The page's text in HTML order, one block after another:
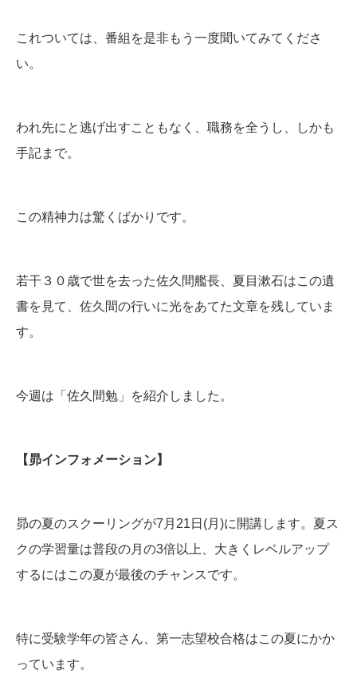
これついては、番組を是非もう一度聞いてみてくださ
い。
われ先にと逃げ出すこともなく、職務を全うし、しかも
手記まで。
この精神力は驚くばかりです。
若干３０歳で世を去った佐久間艦長、夏目漱石はこの遺
書を見て、佐久間の行いに光をあてた文章を残していま
す。
今週は「佐久間勉」を紹介しました。
【昴インフォメーション】
昴の夏のスクーリングが7月21日(月)に開講します。夏ス
クの学習量は普段の月の3倍以上、大きくレベルアップ
するにはこの夏が最後のチャンスです。
特に受験学年の皆さん、第一志望校合格はこの夏にかか
っています。